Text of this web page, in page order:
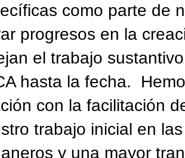
como parte de
progresos en la
el trabajo
hasta la fecha.
con la facilitación
trabajo inicial en